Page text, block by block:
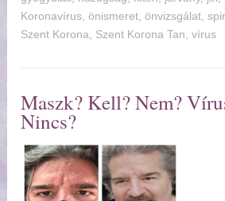
Koronavírus,önismeret,önvizsgálat,
Szent Korona, Szent Korona Tan,vírus
Maszk? Kell? Nem?
Nincs?